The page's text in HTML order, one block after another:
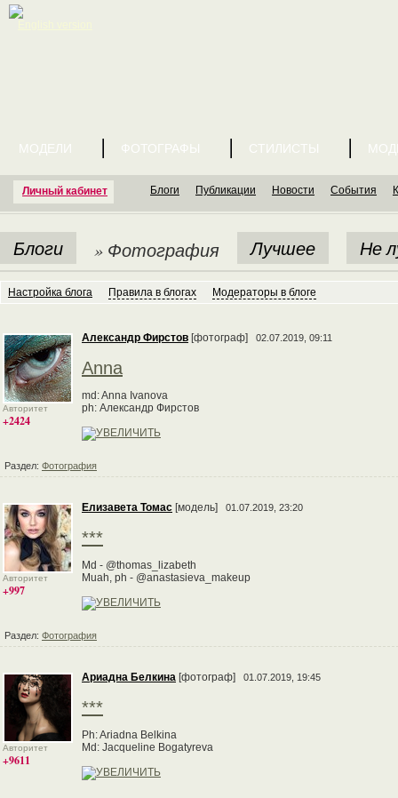
Личный кабинет
МОДЕЛИ ФОТОГРАФЫ СТИЛИСТЫ
Блоги Публикации Новости События
Блоги » Фотография Лучшее Не
Настройка блога Правила в блогах Модераторы в блоге
Авторитет
+2424
Александр Фирстов [фотограф] 02.07.2019, 09:11
Anna
md: Anna Ivanova
ph: Александр Фирстов
Раздел: Фотография
Авторитет
+997
Елизавета Томас [модель] 01.07.2019, 23:20
***
Md - @thomas_lizabeth
Muah, ph - @anastasieva_makeup
Раздел: Фотография
Авторитет
+9611
Ариадна Белкина [фотограф] 01.07.2019, 19:45
***
Ph: Ariadna Belkina
Md: Jacqueline Bogatyreva